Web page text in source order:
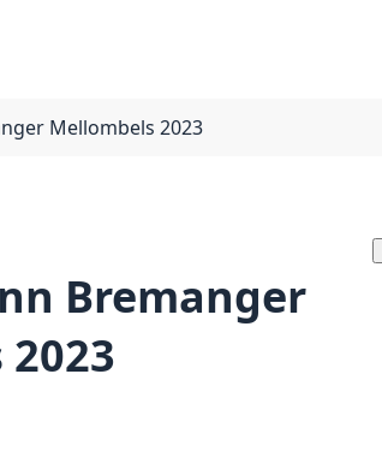
Mellombels 2023
Bremanger